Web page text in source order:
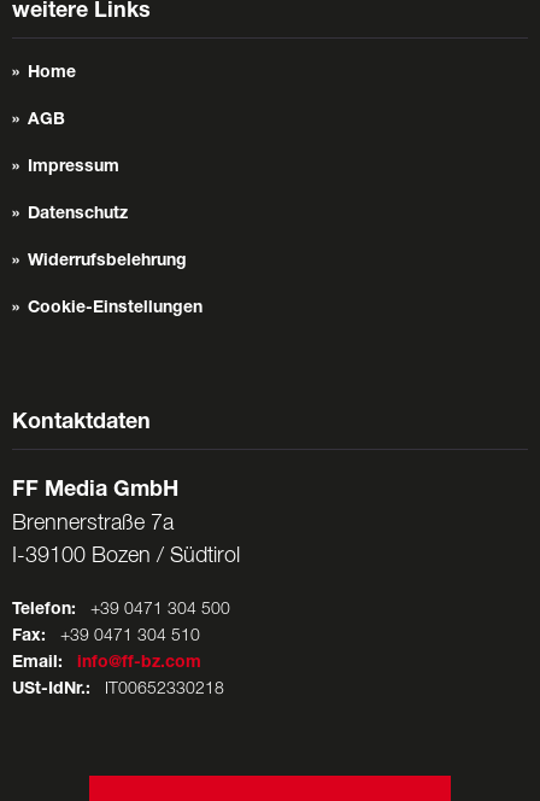
weitere Links
Home
AGB
Impressum
Datenschutz
Widerrufsbelehrung
Cookie-Einstellungen
Kontaktdaten
FF Media GmbH
Brennerstraße 7a
I-39100 Bozen / Südtirol
Telefon: +39 0471 304 500
Fax: +39 0471 304 510
Email:
info@ff-bz.com
USt-IdNr.: IT00652330218